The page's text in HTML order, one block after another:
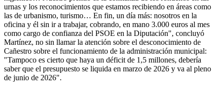
urnas y los reconocimientos que estamos recibiendo en áreas como
las de urbanismo, turismo… En fin, un día más: nosotros en la
oficina y él sin ir a trabajar, cobrando, en mano 3.000 euros al mes
como cargo de confianza del PSOE en la Diputación", concluyó
Martínez, no sin llamar la atención sobre el desconocimiento de
Cañestro sobre el funcionamiento de la administración municipal:
"Tampoco es cierto que haya un déficit de 1,5 millones, debería
saber que el presupuesto se liquida en marzo de 2026 y va al pleno
de junio de 2026".